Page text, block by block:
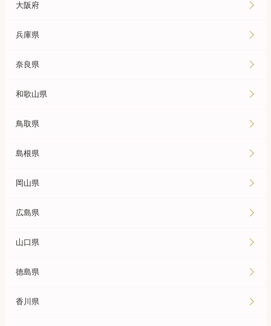
大阪府
兵庫県
奈良県
和歌山県
鳥取県
島根県
岡山県
広島県
山口県
徳島県
香川県